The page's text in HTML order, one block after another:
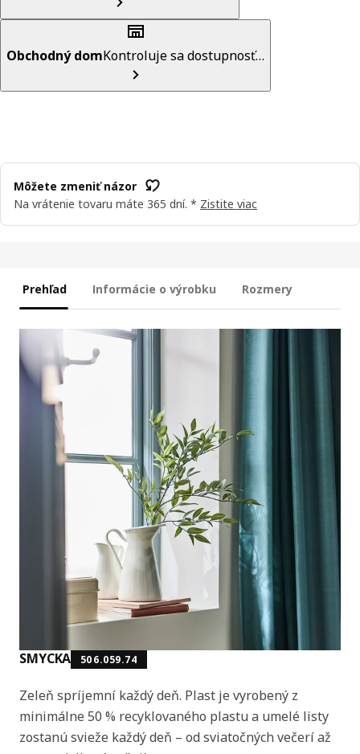
Obchodný domKontroluje sa dostupnosť…
Môžete zmeniť názor
Na vrátenie tovaru máte 365 dní. * Zistite viac
Prehľad Informácie o výrobku Rozmery
SMYCKA 506.059.74
Zeleň spríjemní každý deň. Plast je vyrobený z
minimálne 50 % recyklovaného plastu a umelé listy
zostanú svieže každý deň – od sviatočných večerí až